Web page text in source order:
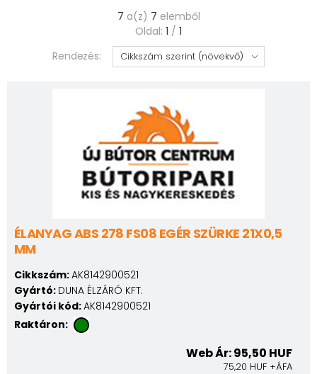
7 a(z) 7 elemből
Oldal: 1 / 1
Rendezés:
ÉLANYAG ABS 278 FS08 EGÉR SZÜRKE 21X0,5
MM
Cikkszám:AK8142900521
Gyártó: DUNA ÉLZÁRÓ KFT.
Gyártói kód:AK8142900521
Raktáron:
Web Ár: 95,50 HUF
75,20 HUF +ÁFA